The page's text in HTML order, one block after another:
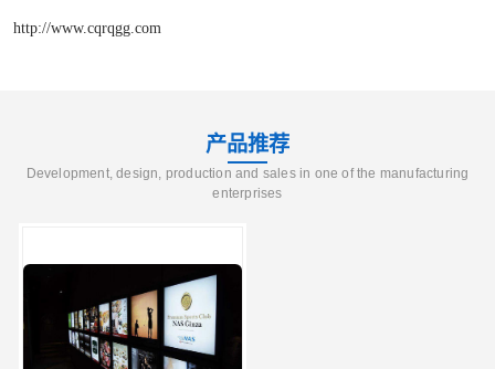
http://www.cqrqgg.com
产品推荐
Development, design, production and sales in one of the manufacturing
enterprises